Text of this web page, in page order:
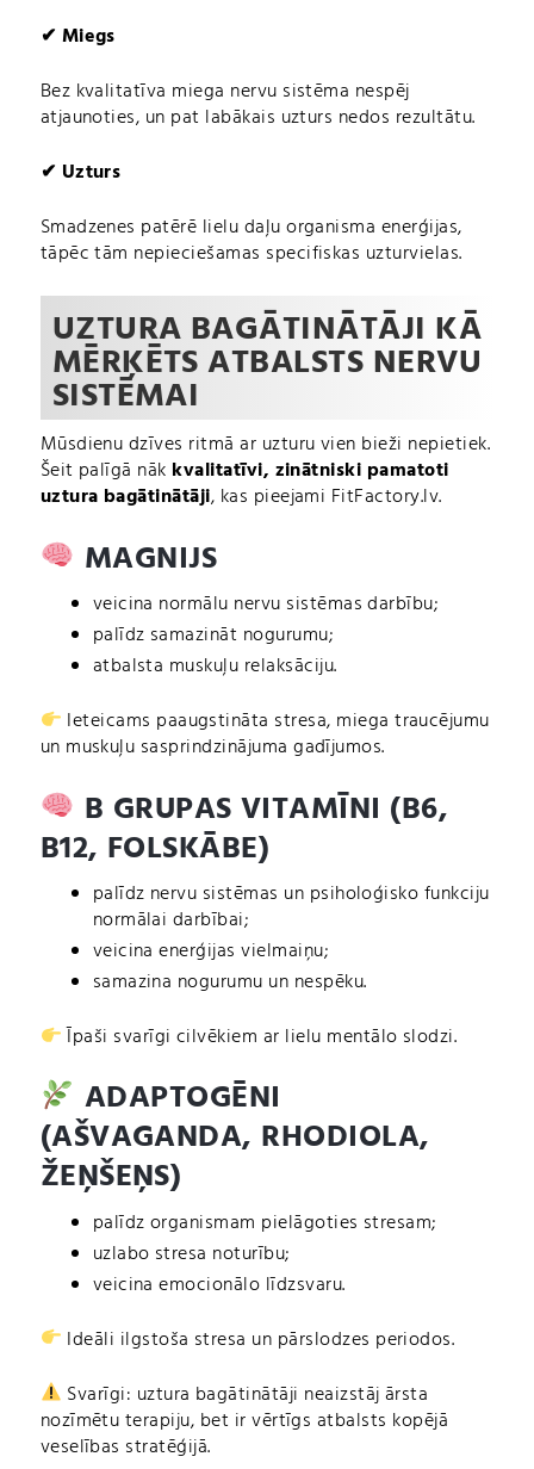
✔ Miegs
Bez kvalitatīva miega nervu sistēma nespēj
atjaunoties, un pat labākais uzturs nedos rezultātu.
✔ Uzturs
Smadzenes patērē lielu daļu organisma enerģijas,
tāpēc tām nepieciešamas specifiskas uzturvielas.
UZTURA BAGĀTINĀTĀJI KĀ
MĒRĶĒTS ATBALSTS NERVU
SISTĒMAI
Mūsdienu dzīves ritmā ar uzturu vien bieži nepietiek.
Šeit palīgā nāk kvalitatīvi, zinātniski pamatoti
uztura bagātinātāji, kas pieejami FitFactory.lv.
MAGNIJS
veicina normālu nervu sistēmas darbību;
palīdz samazināt nogurumu;
atbalsta muskuļu relaksāciju.
Ieteicams paaugstināta stresa, miega traucējumu
un muskuļu sasprindzinājuma gadījumos.
B GRUPAS VITAMĪNI (B6,
B12, FOLSKĀBE)
palīdz nervu sistēmas un psiholoģisko funkciju
normālai darbībai;
veicina enerģijas vielmaiņu;
samazina nogurumu un nespēku.
Īpaši svarīgi cilvēkiem ar lielu mentālo slodzi.
ADAPTOGĒNI
(AŠVAGANDA, RHODIOLA,
ŽEŅŠEŅS)
palīdz organismam pielāgoties stresam;
uzlabo stresa noturību;
veicina emocionālo līdzsvaru.
Ideāli ilgstoša stresa un pārslodzes periodos.
Svarīgi: uztura bagātinātāji neaizstāj ārsta
nozīmētu terapiju, bet ir vērtīgs atbalsts kopējā
veselības stratēģijā.